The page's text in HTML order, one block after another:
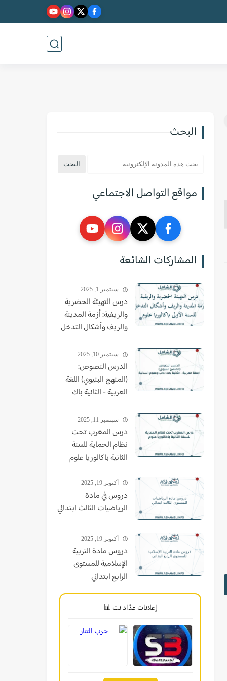
البحث
مواقع التواصل الاجتماعي
المشاركات الشائعة
سبتمبر 1, 2025
درس التهيئة الحضرية
والريفية: أزمة المدينة
والريف وأشكال التدخل
علومسبتمبر 10, 2025
الدرس النصوص:
(المنهج البنيوي) اللغة
العربية - الثانية باك
سبتمبر 11, 2025
درس المغرب تحت
نظام الحماية للسنة
الثانية باكالوريا علوم
أكتوبر 19, 2025
دروس في مادة
الرياضيات الثالث ابتدائي
أكتوبر 19, 2025
دروس مادة التربية
الإسلامية للمستوى
الرابع ابتدائي
إعلانات عدّاد نت 📊